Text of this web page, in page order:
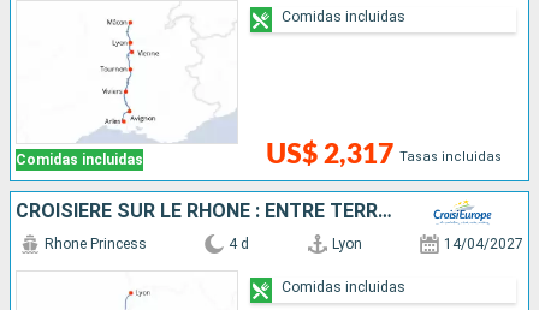
Comidas incluidas US$ 2,317 Tasas incluidas
Comidas incluidas
CROISIÈRE SUR LE RHÔNE : ENTRE TERROIR, HISTOIRE ET TRADITIONS LOCALES
Rhone Princess 4 d Lyon 14/04/2027
Comidas incluidas